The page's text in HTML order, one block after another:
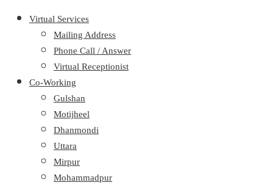
Virtual Services
Mailing Address
Phone Call / Answer
Virtual Receptionist
Co-Working
Gulshan
Motijheel
Dhanmondi
Uttara
Mirpur
Mohammadpur